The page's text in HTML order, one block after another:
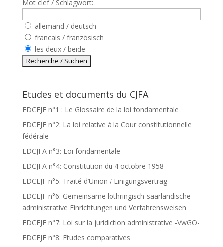
Mot clef / Schlagwort:
allemand / deutsch
francais / französisch
les deux / beide
Etudes et documents du CJFA
EDCEJF n°1 : Le Glossaire de la loi fondamentale
EDCEJF n°2: La loi relative à la Cour constitutionnelle
fédérale
EDCJFA n°3: Loi fondamentale
EDCJFA n°4: Constitution du 4 octobre 1958
EDCEJF n°5: Traité d’Union / Einigungsvertrag
EDCEJF n°6: Gemeinsame lothringisch-saarländische
administrative Einrichtungen und Verfahrensweisen
EDCEJF n°7: Loi sur la juridiction administrative -VwGO-
EDCEJF n°8: Etudes comparatives